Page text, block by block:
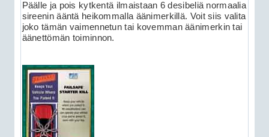
Päälle ja pois kytkentä ilmaistaan 6 desibeliä normaalia
sireenin ääntä heikommalla äänimerkillä. Voit siis valita
joko tämän vaimennetun tai kovemman äänimerkin tai
äänettömän toiminnon.